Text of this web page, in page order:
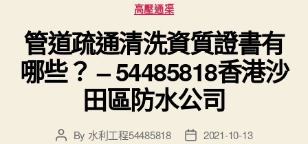
高壓通渠
管道疏通清洗資質證書有
哪些？ – 54485818香港沙
田區防水公司
PostBy 水利工程54485818
Post2021-10-13